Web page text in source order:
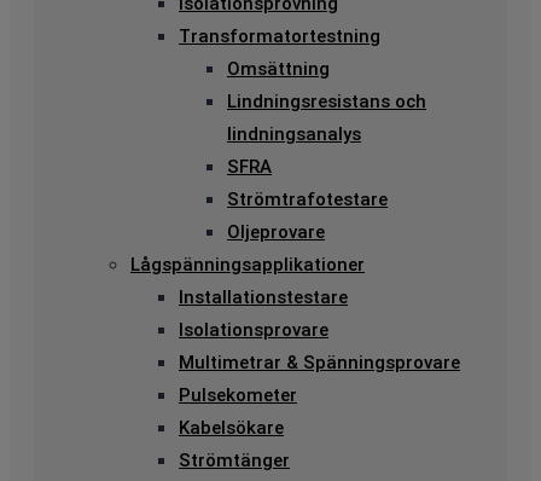
Transformatortestning
Omsättning
Lindningsresistans och
lindningsanalys
SFRA
Strömtrafotestare
Oljeprovare
Lågspänningsapplikationer
Installationstestare
Isolationsprovare
Multimetrar & Spänningsprovare
Pulsekometer
Kabelsökare
Strömtänger